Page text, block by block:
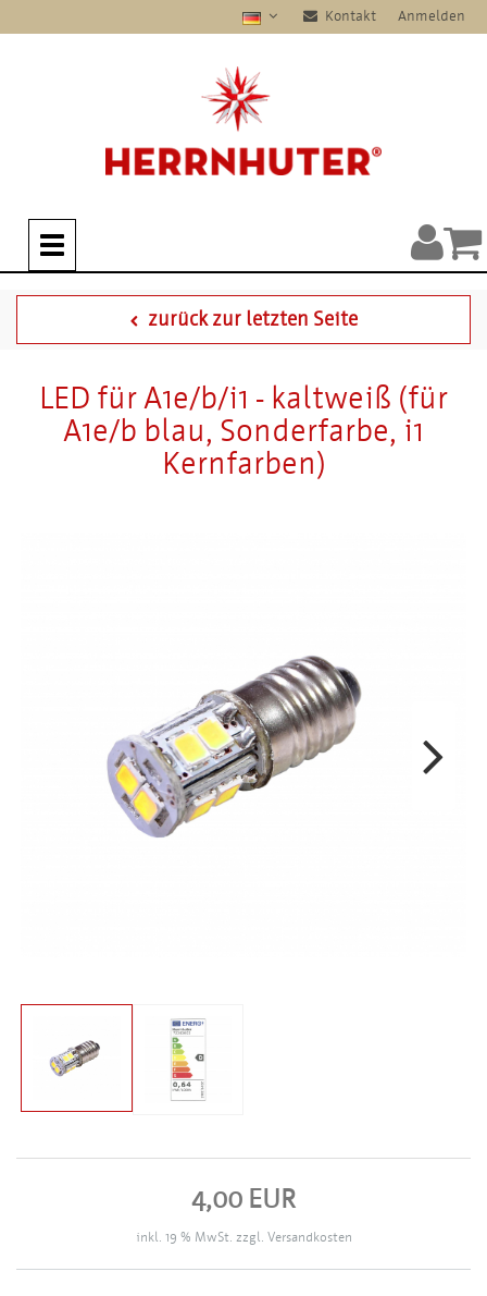
Kontakt Anmelden
zurück zur letzten Seite
LED für A1e/b/i1 - kaltweiß (für
A1e/b blau, Sonderfarbe, i1
Kernfarben)
4,00 EUR
inkl. 19 % MwSt. zzgl. Versandkosten